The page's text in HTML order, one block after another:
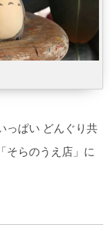
っぱい どんぐり共
そらのうえ店」に